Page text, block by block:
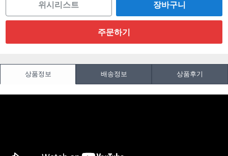
위시리스트
상품정보 배송정보 상품후기